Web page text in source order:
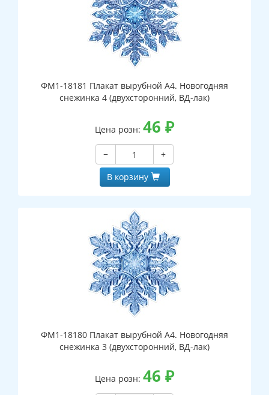
ФМ1-18181 Плакат вырубной А4. Новогодняя
снежинка 4 (двухсторонний, ВД-лак)
Цена розн: 46 ₽
−
+
В корзину
ФМ1-18180 Плакат вырубной А4. Новогодняя
снежинка 3 (двухсторонний, ВД-лак)
Цена розн: 46 ₽